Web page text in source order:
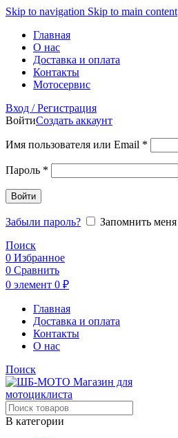
Skip to navigation Skip to main content
Главная
О нас
Доставка и оплата
Контакты
Мотосервис
Вход / Регистрация
ВойтиСоздать аккаунт
Имя пользователя или Email *
Пароль *
Войти
Забыли пароль?
Запомнить меня
Поиск
0 Избранное
0 Сравнить
0 элемент 0 ₽
Главная
Доставка и оплата
Контакты
О нас
Поиск
В категории